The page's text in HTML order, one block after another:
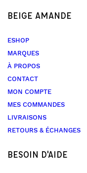
BEIGE AMANDE
ESHOP
MARQUES
À PROPOS
CONTACT
MON COMPTE
MES COMMANDES
LIVRAISONS
RETOURS & ÉCHANGES
BESOIN D'AIDE